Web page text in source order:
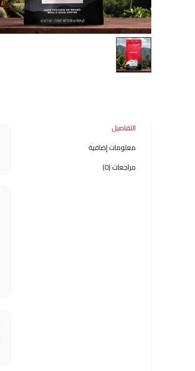
التفاصيل
معلومات إضافية
مراجعات (0)